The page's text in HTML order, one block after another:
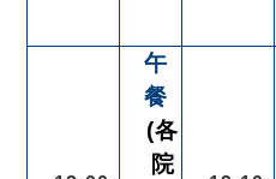
午
餐
(各
院